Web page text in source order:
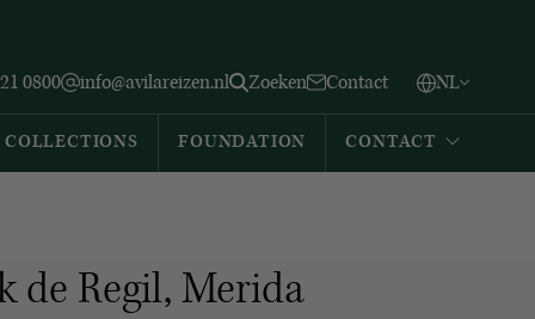
0800 info@avilareizen.nl Zoeken Contact NL
Español
COLLECTIONS FOUNDATION CONTACT
de Regil, Merida